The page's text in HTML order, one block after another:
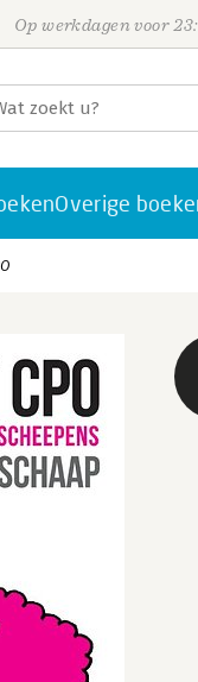
Op werkdagen voor
Overige